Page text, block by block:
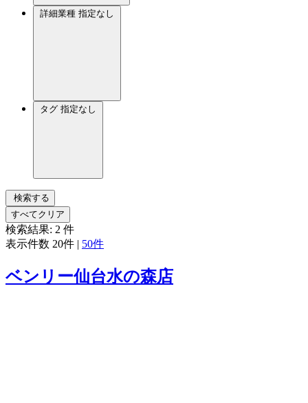
詳細業種 指定なし
タグ 指定なし
検索する
すべてクリア
検索結果: 2 件
表示件数 20件 | 50件
ベンリー仙台水の森店